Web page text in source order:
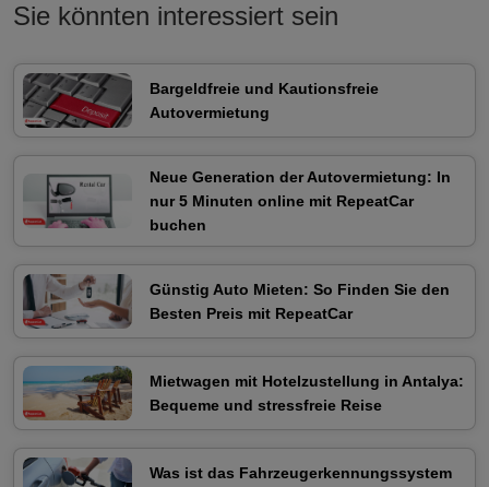
Sie könnten interessiert sein
Bargeldfreie und Kautionsfreie
Autovermietung
Neue Generation der Autovermietung: In
nur 5 Minuten online mit RepeatCar
buchen
Günstig Auto Mieten: So Finden Sie den
Besten Preis mit RepeatCar
Mietwagen mit Hotelzustellung in Antalya:
Bequeme und stressfreie Reise
Was ist das Fahrzeugerkennungssystem